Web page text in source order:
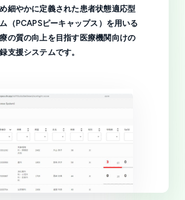
細やかに定義された患者状態適応型
（PCAPSピーキャップス）を用いる
の質の向上を目指す医療機関向けの
支援システムです。